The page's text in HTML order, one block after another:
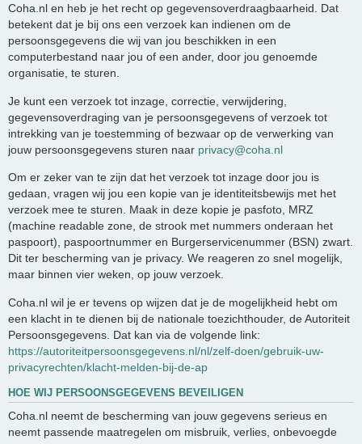
Coha.nl en heb je het recht op gegevensoverdraagbaarheid. Dat
betekent dat je bij ons een verzoek kan indienen om de
persoonsgegevens die wij van jou beschikken in een
computerbestand naar jou of een ander, door jou genoemde
organisatie, te sturen.
Je kunt een verzoek tot inzage, correctie, verwijdering,
gegevensoverdraging van je persoonsgegevens of verzoek tot
intrekking van je toestemming of bezwaar op de verwerking van
jouw persoonsgegevens sturen naar privacy@coha.nl
Om er zeker van te zijn dat het verzoek tot inzage door jou is
gedaan, vragen wij jou een kopie van je identiteitsbewijs met het
verzoek mee te sturen. Maak in deze kopie je pasfoto, MRZ
(machine readable zone, de strook met nummers onderaan het
paspoort), paspoortnummer en Burgerservicenummer (BSN) zwart.
Dit ter bescherming van je privacy. We reageren zo snel mogelijk,
maar binnen vier weken, op jouw verzoek.
Coha.nl wil je er tevens op wijzen dat je de mogelijkheid hebt om
een klacht in te dienen bij de nationale toezichthouder, de Autoriteit
Persoonsgegevens. Dat kan via de volgende link:
https://autoriteitpersoonsgegevens.nl/nl/zelf-doen/gebruik-uw-
privacyrechten/klacht-melden-bij-de-ap
HOE WIJ PERSOONSGEGEVENS BEVEILIGEN
Coha.nl neemt de bescherming van jouw gegevens serieus en
neemt passende maatregelen om misbruik, verlies, onbevoegde